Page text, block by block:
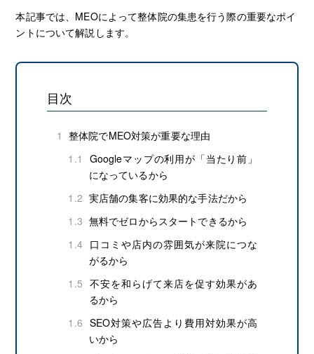
本記事では、MEOによって整体院の集患を行う際の重要なポイ
ントについて解説します。
目次
1
整体院でMEO対策が重要な理由
1.1
Googleマップの利用が「当たり前」
になっているから
1.2 実店舗の集客に効果的な手法だから
1.3 無料でゼロからスタートできるから
1.4 口コミや店内の雰囲気が来院につな
がるから
1.5 不安を和らげて来店を促す効果があ
るから
1.6 SEO対策や広告より費用対効果が高
いから